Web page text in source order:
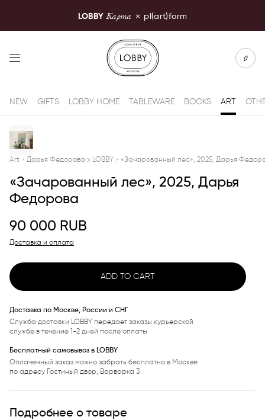
LOBBY Карта × pl(art)form
LOBBY Moscow
0
NEW GIFTS LOBBY HOME TABLEWARE BOOKS ART
Art › Дарья Федорова x LOBBY › «Зачарованный лес», 2025, Дарья
«Зачарованный лес», 2025, Дарья
Федорова
90 000 RUB
Доставка и оплата
ADD TO CART
Доставка по Москве, России и СНГ
Служба доставки LOBBY передает заказы курьерской
службе в течение 1-2 дней после оплаты
Бесплатный самовывоз в LOBBY
Оплаченный заказ можно забрать бесплатно в Москве
по адресу Гостиный двор, Варварка 3
Подробнее о товаре